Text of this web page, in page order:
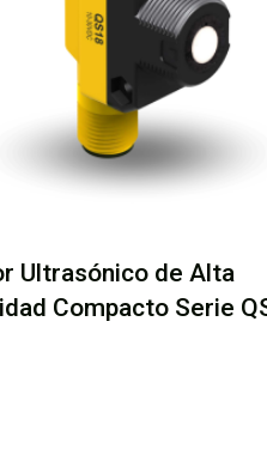
Ultrasónico de Alta
Compacto Serie